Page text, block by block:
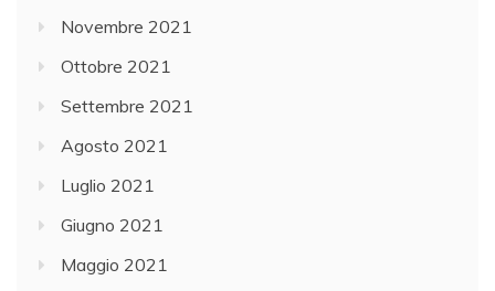
Novembre 2021
Ottobre 2021
Settembre 2021
Agosto 2021
Luglio 2021
Giugno 2021
Maggio 2021